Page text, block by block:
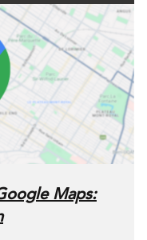
Maps: